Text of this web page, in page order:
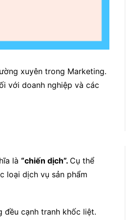
xuyên trong Marketing.
với doanh nghiệp và các
là “chiến dịch”. Cụ thể
loại dịch vụ sản phẩm
đều cạnh tranh khốc liệt.